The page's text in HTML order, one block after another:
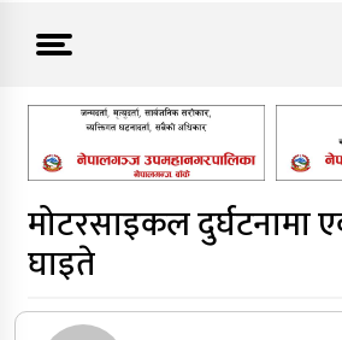
मोटरसाइकल दुर्घटनामा
घाइते